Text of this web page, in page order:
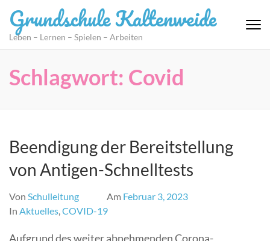
Inhalt
springen
Grundschule Kaltenweide
Leben – Lernen – Spielen – Arbeiten
Schlagwort: Covid
Beendigung der Bereitstellung
von Antigen-Schnelltests
Von Schulleitung Am Februar 3, 2023
In Aktuelles,COVID-19
Aufgrund des weiter abnehmenden Corona-